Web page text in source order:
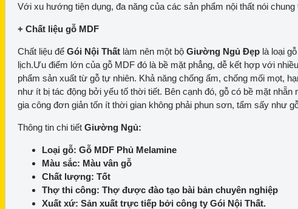
Với xu hướng tiện dụng, đa năng của các sản phẩm nội thất nói
+ Chất liệu gỗ MDF
Chất liệu để Gói Nội Thất làm nên một bộ Giường Ngủ Đẹp là loại
lịch.Ưu điểm lớn của gỗ MDF đó là bề mặt phẳng, dễ kết hợp với
phẩm sản xuất từ gỗ tự nhiên. Khả năng chống ẩm, chống mối mọt,
như ít bị tác động bởi yếu tố thời tiết. Bên cạnh đó, gỗ có bề mặt
gia công đơn giản tốn ít thời gian không phải phun sơn, tẩm sấy như
Thông tin chi tiết Giường Ngủ:
Loại gỗ: Gỗ MDF Phủ Melamine
Màu sắc: Màu vân gỗ
Chất lượng: Tốt
Thợ thi công: Thợ được đào tạo bài bản chuyên nghiệp
Xuất xứ: Sản xuất trực tiếp bởi công ty Gói Nội Thất.